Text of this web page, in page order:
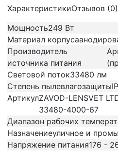
ХарактеристикиОтзывов (0)
Мощность249 Вт
Материал корпуса
Производитель
источника питания
Световой поток33480 лм
Степень пылевлагозащиты
АртикулZAVOD-LENSVET
33480-4000-67
Диапазон рабочих
Назначениеуличное и
Напряжение питания176 -